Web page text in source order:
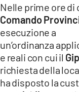
LACTV.IT
LACONAIR.IT
LACITYMAG.IT
ILREGGINO.IT
Nelle prime ore di
Comando
esecuzione a
un’ordinanza
e reali con cui il
richiesta della
ha disposto la